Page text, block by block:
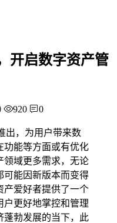
开启数字资产管
920 0
出，为用户带来数
功能等方面或有优化
领域更多需求，无论
可能因新版本而变得
产爱好者提供了一个
户更好地掌控和管理
蓬勃发展的当下，此